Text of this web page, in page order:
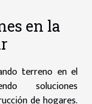
en la
terreno en el
soluciones